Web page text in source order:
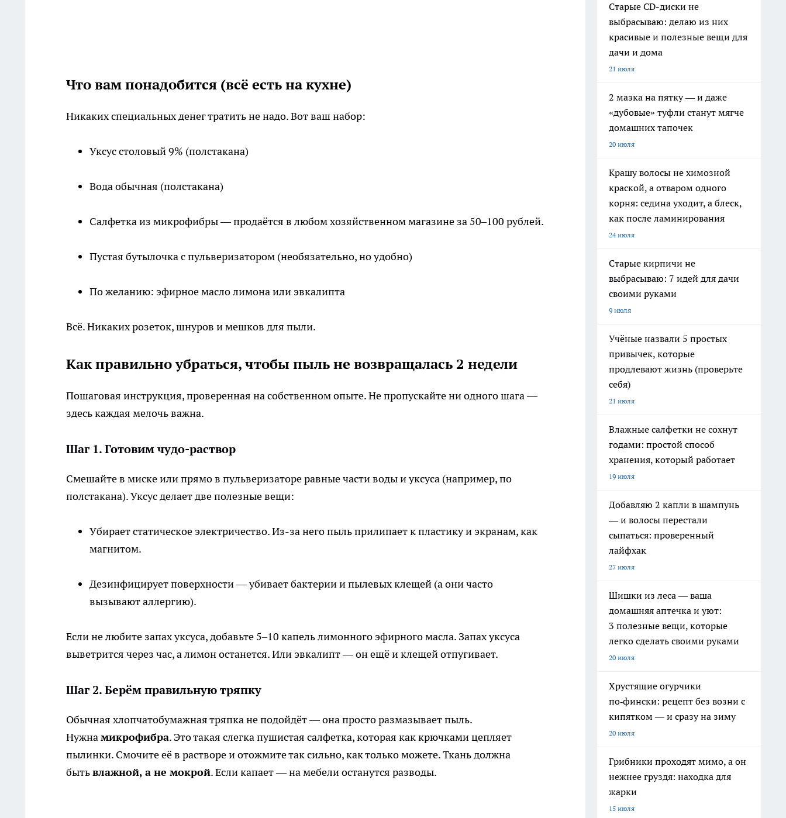
Что вам понадобится (всё есть на кухне)
Никаких специальных денег тратить не надо. Вот ваш набор:
Уксус столовый 9% (полстакана)
Вода обычная (полстакана)
Салфетка из микрофибры — продаётся в любом хозяйственном магазине за 50–100 рублей.
Пустая бутылочка с пульверизатором (необязательно, но удобно)
По желанию: эфирное масло лимона или эвкалипта
Всё. Никаких розеток, шнуров и мешков для пыли.
Как правильно убраться, чтобы пыль не возвращалась 2 недели
Пошаговая инструкция, проверенная на собственном опыте. Не пропускайте ни одного шага —
здесь каждая мелочь важна.
Шаг 1. Готовим чудо-раствор
Смешайте в миске или прямо в пульверизаторе равные части воды и уксуса (например, по
полстакана). Уксус делает две полезные вещи:
Убирает статическое электричество. Из-за него пыль прилипает к пластику и экранам, как
магнитом.
Дезинфицирует поверхности — убивает бактерии и пылевых клещей (а они часто
вызывают аллергию).
Если не любите запах уксуса, добавьте 5–10 капель лимонного эфирного масла. Запах уксуса
выветрится через час, а лимон останется. Или эвкалипт — он ещё и клещей отпугивает.
Шаг 2. Берём правильную тряпку
Обычная хлопчатобумажная тряпка не подойдёт — она просто размазывает пыль.
Нужнамикрофибра. Это такая слегка пушистая салфетка, которая как крючками цепляет
пылинки. Смочите её в растворе и отожмите так сильно, как только можете. Ткань должна
бытьвлажной, а не мокрой. Если капает — на мебели останутся разводы.
Старые CD-диски не
выбрасываю: делаю из них
красивые и полезные вещи для
дачи и дома
21 июля
2 мазка на пятку — и даже
«дубовые» туфли станут мягче
домашних тапочек
20 июля
Крашу волосы не химозной
краской, а отваром одного
корня: седина уходит, а блеск,
как после ламинирования
24 июля
Старые кирпичи не
выбрасываю: 7 идей для дачи
своими руками
9 июля
Учёные назвали 5 простых
привычек, которые
продлевают жизнь (проверьте
себя)
21 июля
Влажные салфетки не сохнут
годами: простой способ
хранения, который работает
19 июля
Добавляю 2 капли в шампунь
— и волосы перестали
сыпаться: проверенный
лайфхак
27 июля
Шишки из леса — ваша
домашняя аптечка и уют:
3 полезные вещи, которые
легко сделать своими руками
20 июля
Хрустящие огурчики
по‑фински: рецепт без возни с
кипятком — и сразу на зиму
20 июля
Грибники проходят мимо, а он
нежнее груздя: находка для
жарки
15 июля